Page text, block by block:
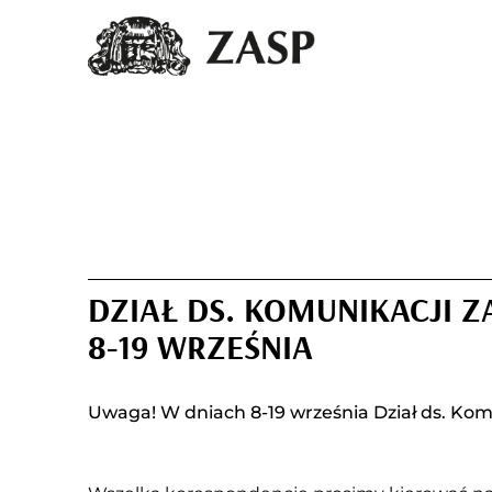
DZIAŁ DS. KOMUNIKACJI
8-19 WRZEŚNIA
Uwaga! W dniach 8-19 września Dział ds.